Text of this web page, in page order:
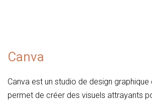
Canva
Canva est un studio de design graphique
permet de créer des visuels attrayants